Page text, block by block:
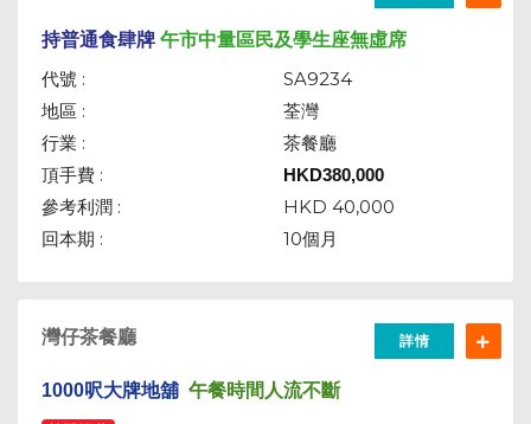
持普通食肆牌 午市中量區民及學生座無虛席
代號 :
SA9234
地區 :
荃灣
行業 :
茶餐廳
頂手費 :
HKD380,000
參考利潤 :
HKD 40,000
回本期 :
10個月
灣仔茶餐廳 詳情
1000呎大牌地舖 午餐時間人流不斷